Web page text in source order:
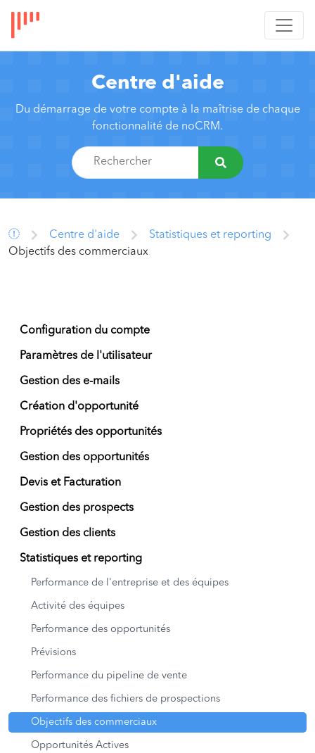
Centre d'aide
Du démarrage de votre compte à la maîtrise de chaque
fonctionnalité de noCRM.
Centre d'aide
Statistiques et reporting
Objectifs des commerciaux
Configuration du compte
Paramètres de l'utilisateur
Gestion des e-mails
Création d'opportunité
Propriétés des opportunités
Gestion des opportunités
Devis et Facturation
Gestion des prospects
Gestion des clients
Statistiques et reporting
Performance de l'entreprise et des équipes
Activité des équipes
Performance des opportunités
Prévisions
Performance du pipeline de vente
Performance des fichiers de prospections
Objectifs des commerciaux
Opportunités Actives